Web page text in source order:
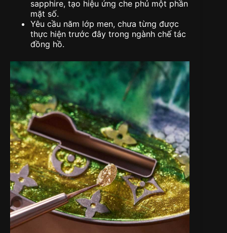
sapphire, tạo hiệu ứng che phủ một phần
mặt số.
Yêu cầu năm lớp men, chưa từng được
thực hiện trước đây trong ngành chế tác
đồng hồ.